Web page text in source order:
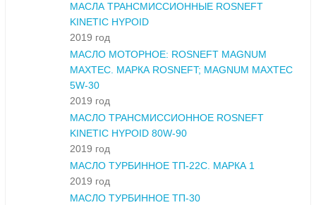
МАСЛА ТРАНСМИССИОННЫЕ ROSNEFT
KINETIC HYPOID
2019 год
МАСЛО МОТОРНОЕ: ROSNEFT MAGNUM
MAXTEC. МАРКА ROSNEFT; MAGNUM MAXTEC
5W-30
2019 год
МАСЛО ТРАНСМИССИОННОЕ ROSNEFT
KINETIC HYPOID 80W-90
2019 год
МАСЛО ТУРБИННОЕ ТП-22С. МАРКА 1
2019 год
МАСЛО ТУРБИННОЕ ТП-30